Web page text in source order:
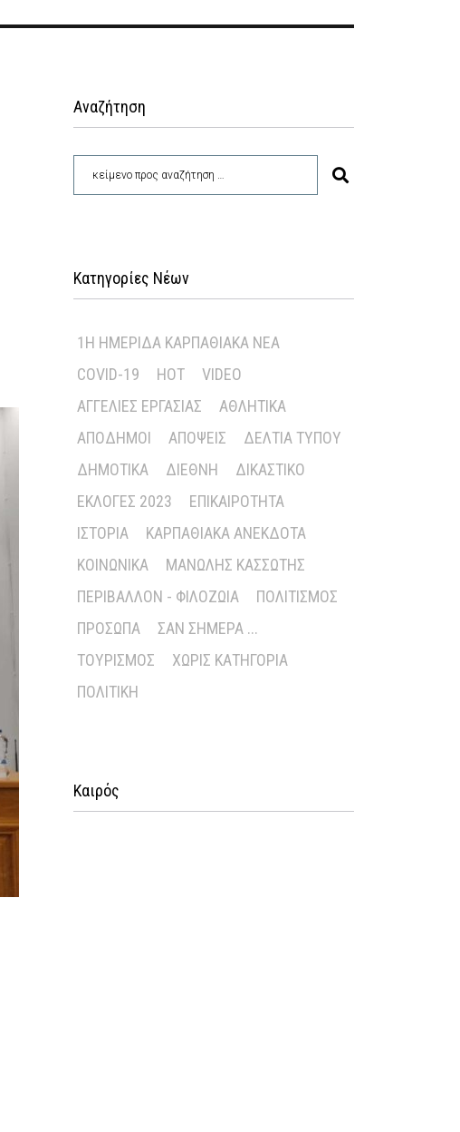
Αναζήτηση
Κατηγορίες Νέων
1Η ΗΜΕΡΊΔΑ ΚΑΡΠΑΘΙΑΚΆ ΝΈΑ
COVID-19
HOT
VIDEO
ΑΓΓΕΛΊΕΣ ΕΡΓΑΣΊΑΣ
ΑΘΛΗΤΙΚΆ
ΑΠΌΔΗΜΟΙ
ΑΠΌΨΕΙΣ
ΔΕΛΤΊΑ ΤΎΠΟΥ
ΔΗΜΟΤΙΚΆ
ΔΙΕΘΝΉ
ΔΙΚΑΣΤΙΚΌ
ΕΚΛΟΓΈΣ 2023
ΕΠΙΚΑΙΡΌΤΗΤΑ
ΙΣΤΟΡΊΑ
ΚΑΡΠΑΘΙΑΚΆ ΑΝΈΚΔΟΤΑ
ΚΟΙΝΩΝΙΚΆ
ΜΑΝΏΛΗΣ ΚΑΣΣΏΤΗΣ
ΠΕΡΙΒΆΛΛΟΝ - ΦΙΛΟΖΩΊΑ
ΠΟΛΙΤΙΣΜΌΣ
ΠΡΌΣΩΠΑ
ΣΑΝ ΣΉΜΕΡΑ ...
ΤΟΥΡΙΣΜΌΣ
ΧΩΡΊΣ ΚΑΤΗΓΟΡΊΑ
ΠΟΛΙΤΙΚΉ
Καιρός